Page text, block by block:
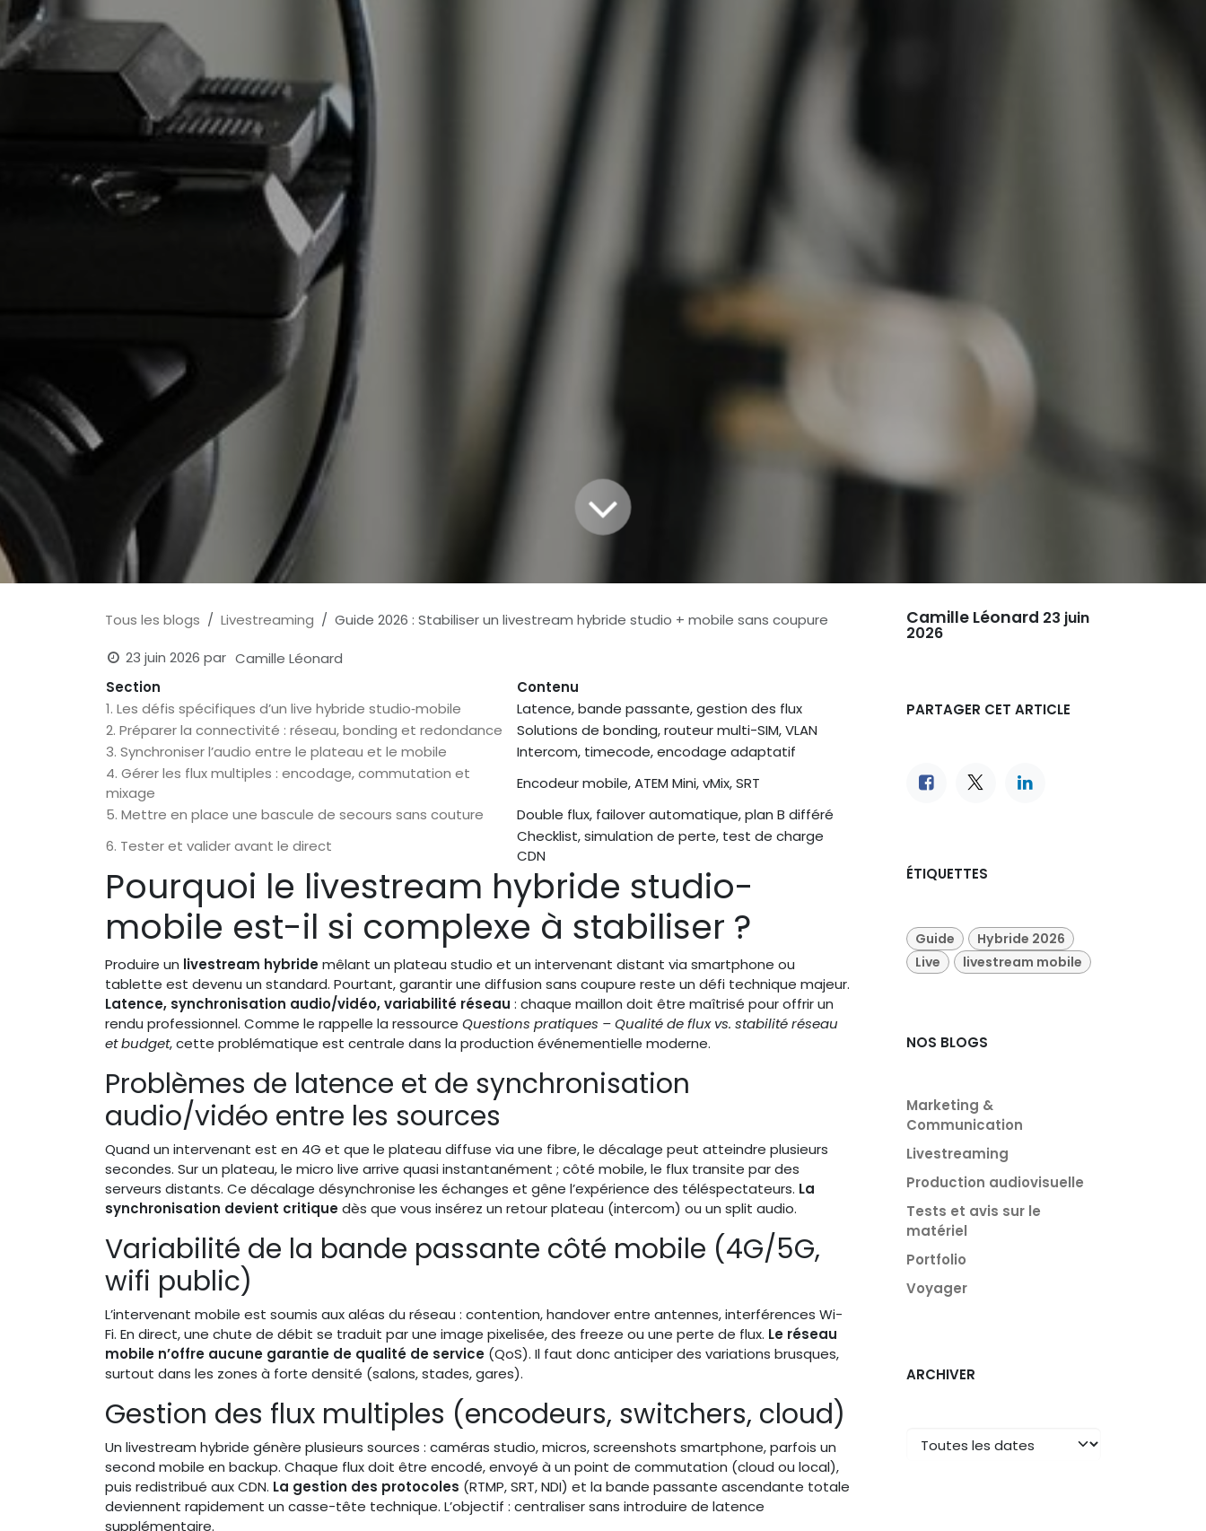
Tous les blogs Livestreaming
Guide 2026 : Stabiliser un livestream hybride studio + mobile sans coupure
23 juin 2026 par Camille Léonard
Section
Contenu
1. Les défis spécifiques d’un live hybride studio‑mobile
Latence, bande passante, gestion des flux
2. Préparer la connectivité : réseau, bonding et redondance
Solutions de bonding, routeur multi-SIM, VLAN
3. Synchroniser l’audio entre le plateau et le mobile
Intercom, timecode, encodage adaptatif
4. Gérer les flux multiples : encodage, commutation et
mixage
Encodeur mobile, ATEM Mini, vMix, SRT
5. Mettre en place une bascule de secours sans couture
Double flux, failover automatique, plan B différé
6. Tester et valider avant le direct
Checklist, simulation de perte, test de charge
CDN
Pourquoi le livestream hybride studio-
mobile est-il si complexe à stabiliser ?
Produire un livestream hybridemêlant un plateau studio et un intervenant distant via smartphone ou
tablette est devenu un standard. Pourtant, garantir une diffusion sans coupure reste un défi technique majeur.
Latence, synchronisation audio/vidéo, variabilité réseau : chaque maillon doit être maîtrisé pour offrir un
rendu professionnel. Comme le rappelle la ressource Questions pratiques – Qualité de flux vs. stabilité réseau
et budget, cette problématique est centrale dans la production événementielle moderne.
Problèmes de latence et de synchronisation
audio/vidéo entre les sources
Quand un intervenant est en 4G et que le plateau diffuse via une fibre, le décalage peut atteindre plusieurs
secondes. Sur un plateau, le micro live arrive quasi instantanément ; côté mobile, le flux transite par des
serveurs distants. Ce décalage désynchronise les échanges et gêne l’expérience des téléspectateurs. La
synchronisation devient critiquedès que vous insérez un retour plateau (intercom) ou un split audio.
Variabilité de la bande passante côté mobile (4G/5G,
wifi public)
L’intervenant mobile est soumis aux aléas du réseau : contention, handover entre antennes, interférences Wi-
Fi. En direct, une chute de débit se traduit par une image pixelisée, des freeze ou une perte de flux. Le réseau
mobile n’offre aucune garantie de qualité de service (QoS). Il faut donc anticiper des variations brusques,
surtout dans les zones à forte densité (salons, stades, gares).
Gestion des flux multiples (encodeurs, switchers, cloud)
Un livestream hybride génère plusieurs sources : caméras studio, micros, screenshots smartphone, parfois un
second mobile en backup. Chaque flux doit être encodé, envoyé à un point de commutation (cloud ou local),
puis redistribué aux CDN. La gestion des protocoles (RTMP, SRT, NDI) et la bande passante ascendante totale
deviennent rapidement un casse-tête technique. L’objectif : centraliser sans introduire de latence
supplémentaire.
Camille Léonard 23 juin
2026
PARTAGER CET ARTICLE
ÉTIQUETTES
Guide
Hybride 2026
Live
livestream mobile
NOS BLOGS
Marketing &
Communication
Livestreaming
Production audiovisuelle
Tests et avis sur le
matériel
Portfolio
Voyager
ARCHIVER